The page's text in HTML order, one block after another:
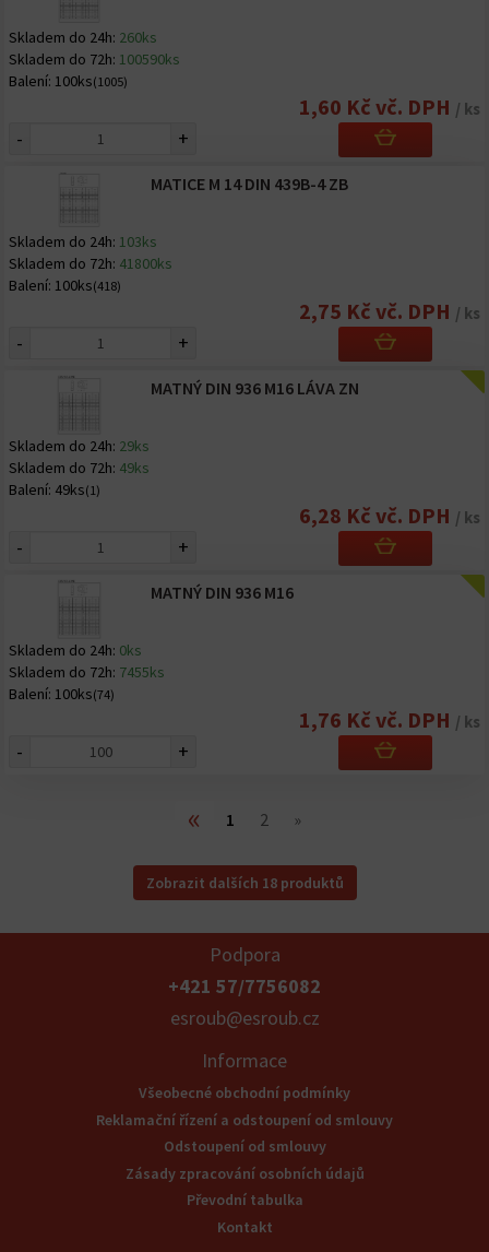
Skladem do 24h: 260ks
Skladem do 72h: 100590ks
Balení: 100ks(1005)
1,60 Kč vč. DPH / ks
- +
MATICE M 14 DIN 439B-4 ZB
Skladem do 24h: 103ks
Skladem do 72h: 41800ks
Balení: 100ks(418)
2,75 Kč vč. DPH / ks
- +
MATNÝ DIN 936 M16 LÁVA ZN
Skladem do 24h: 29ks
Skladem do 72h: 49ks
Balení: 49ks(1)
6,28 Kč vč. DPH / ks
- +
MATNÝ DIN 936 M16
Skladem do 24h: 0ks
Skladem do 72h: 7455ks
Balení: 100ks(74)
1,76 Kč vč. DPH / ks
- +
« 1 2 »
Zobrazit dalších 18 produktů
Podpora
+421 57/7756082
esroub@esroub.cz
Informace
Všeobecné obchodní podmínky
Reklamační řízení a odstoupení od smlouvy
Odstoupení od smlouvy
Zásady zpracování osobních údajů
Převodní tabulka
Kontakt